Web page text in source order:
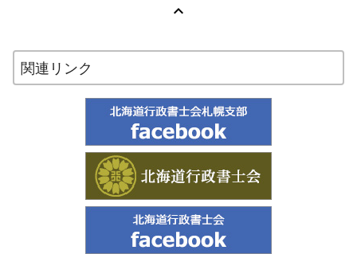

関連リンク